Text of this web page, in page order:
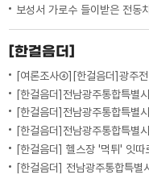
보성서 가로수 들이받은 전동
[한걸음더]